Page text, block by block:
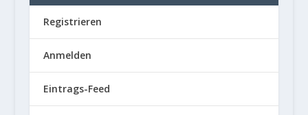
Registrieren
Anmelden
Eintrags-Feed